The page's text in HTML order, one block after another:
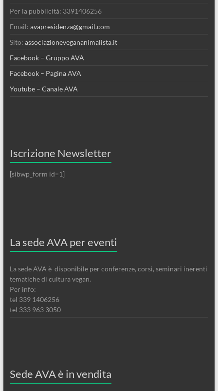
Per la pubblicità: 3391406256
Email: avapresidenza@gmail.com
Sito: associazionevegananimalista.it
Facebook – Gruppo AVA
Facebook – Pagina AVA
Youtube – Canale AVA
Iscrizione Newsletter
[sibwp_form id=1]
La sede AVA per eventi
La sede AVA è disponibile per conferenze, corsi, seminari inerenti
tematiche di cultura vegan.
Per info:
tel 339 1406256
tel 333 963 3050
Sede AVA è in vendita